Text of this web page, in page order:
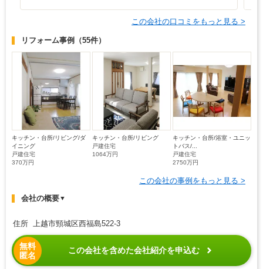
この会社の口コミをもっと見る >
リフォーム事例 （55件）
キッチン・台所/リビング/ダ
イニング
戸建住宅
370万円
キッチン・台所/リビング
戸建住宅
1064万円
キッチン・台所/浴室・ユニッ
トバス/...
戸建住宅
2750万円
この会社の事例をもっと見る >
会社の概要▼
住所 上越市頸城区西福島522-3
無料
匿名
この会社を含めた会社紹介を申込む